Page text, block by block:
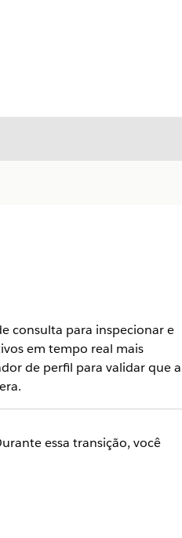
consulta para inspecionar e
em tempo real mais
de perfil para validar que a
essa transição, você